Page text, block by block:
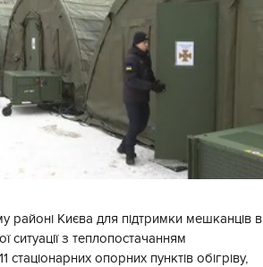
районі Києва для підтримки мешканців в
ситуації з теплопостачанням
стаціонарних опорних пунктів обігріву,